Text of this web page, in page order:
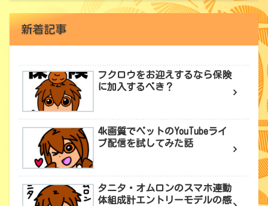
新着記事
フクロウをお迎えするなら保険
に加入するべき？
4k画質でペットのYouTubeライ
ブ配信を試してみた話
タニタ・オムロンのスマホ連動
体組成計エントリーモデルの感